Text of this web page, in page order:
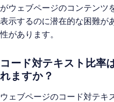
がウェブページのコンテンツ
表示するのに潜在的な困難が
性があります。
コード対テキスト比率
れますか？
ウェブページのコード対テキ